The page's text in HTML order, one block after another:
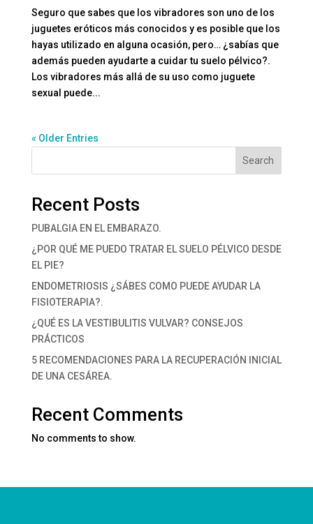
Seguro que sabes que los vibradores son uno de los
juguetes eróticos más conocidos y es posible que los
hayas utilizado en alguna ocasión, pero… ¿sabías que
además pueden ayudarte a cuidar tu suelo pélvico?.
Los vibradores más allá de su uso como juguete
sexual puede...
« Older Entries
Search
Recent Posts
PUBALGIA EN EL EMBARAZO.
¿POR QUÉ ME PUEDO TRATAR EL SUELO PÉLVICO DESDE
EL PIE?
ENDOMETRIOSIS ¿SÁBES COMO PUEDE AYUDAR LA
FISIOTERAPIA?.
¿QUÉ ES LA VESTIBULITIS VULVAR? CONSEJOS
PRÁCTICOS
5 RECOMENDACIONES PARA LA RECUPERACIÓN INICIAL
DE UNA CESÁREA.
Recent Comments
No comments to show.